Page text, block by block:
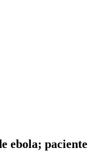
ebola;